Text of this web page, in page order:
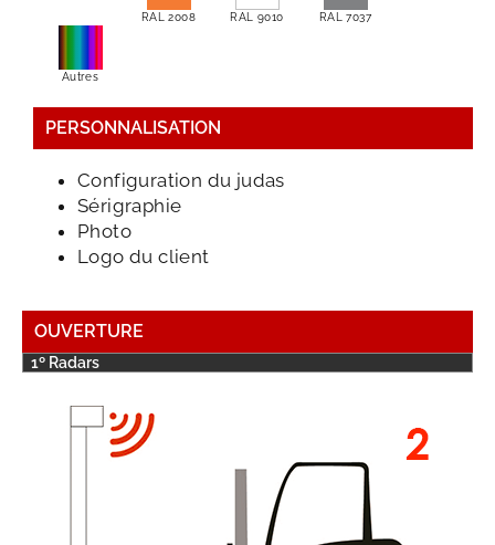
RAL 2008 RAL 9010 RAL 7037
Autres
PERSONNALISATION
Configuration du judas
Sérigraphie
Photo
Logo du client
OUVERTURE
1º Radars